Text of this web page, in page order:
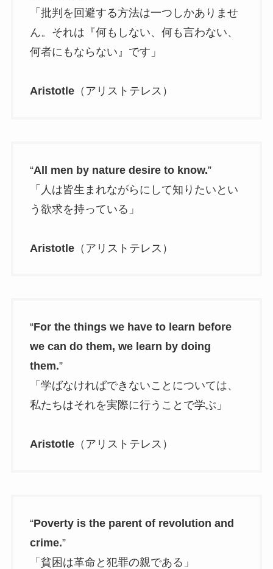
「批判を回避する方法は一つしかありませ
ん。それは『何もしない、何も言わない、
何者にもならない』です」
Aristotle（アリストテレス）
“All men by nature desire to know.”
「人は皆生まれながらにして知りたいとい
う欲求を持っている」
Aristotle（アリストテレス）
“For the things we have to learn before
we can do them, we learn by doing
them.”
「学ばなければできないことについては、
私たちはそれを実際に行うことで学ぶ」
Aristotle（アリストテレス）
“Poverty is the parent of revolution and
crime.”
「貧困は革命と犯罪の親である」